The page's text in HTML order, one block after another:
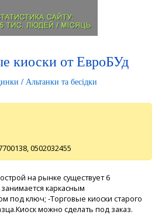
киоски от ЕвроБУд
/ Альтанки та бесідки
0502032455
на рынке существует 6
каркасным
под ключ; -Торговые киоски старого
можно сделать под заказ.